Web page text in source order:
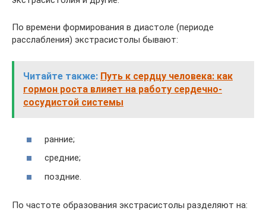
По времени формирования в диастоле (периоде
расслабления) экстрасистолы бывают:
Читайте также: Путь к сердцу человека: как
гормон роста влияет на работу сердечно-
сосудистой системы
ранние;
средние;
поздние.
По частоте образования экстрасистолы разделяют на: